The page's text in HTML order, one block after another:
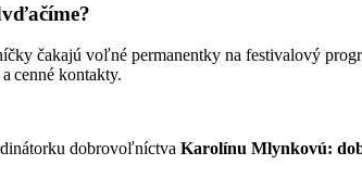
čakajú voľné permanentky na festivalový
cenné kontakty.
dobrovoľníctva Karolínu Mlynkovú: